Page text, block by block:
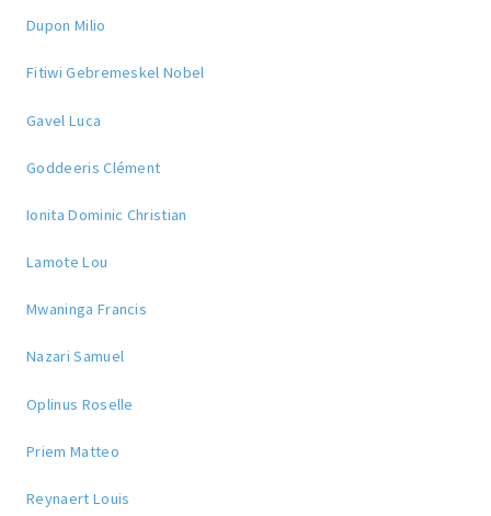
Dupon Milio
Fitiwi Gebremeskel Nobel
Gavel Luca
Goddeeris Clément
Ionita Dominic Christian
Lamote Lou
Mwaninga Francis
Nazari Samuel
Oplinus Roselle
Priem Matteo
Reynaert Louis